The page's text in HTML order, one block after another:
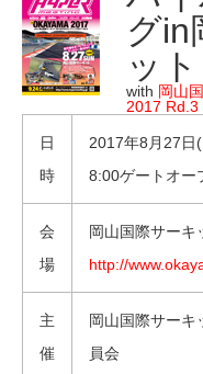
グin
ット
with 岡山
2017 Rd.3
日
時
2017年8月27日
8:00ゲートオー
会
場
岡山国際サー
http://
主
催
岡山国際サー
員会